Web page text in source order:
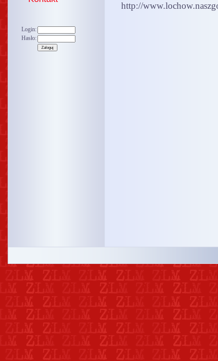
Login:
Hasło:
http://